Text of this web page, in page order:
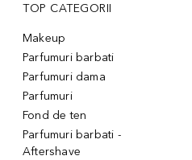
TOP CATEGORII
Makeup
Parfumuri barbati
Parfumuri dama
Parfumuri
Fond de ten
Parfumuri barbati -
Aftershave